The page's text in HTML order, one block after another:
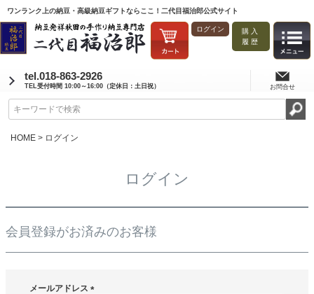
ワンランク上の納豆・高級納豆ギフトならここ！二代目福治郎公式サイト
ログイン
購入
履歴
tel.018-863-2926
TEL受付時間 10:00～16:00（定休日：土日祝） お問合せ
HOME ログイン
ログイン
会員登録がお済みのお客様
メールアドレス